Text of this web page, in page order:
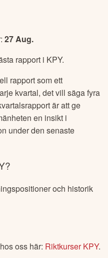
27 Aug.
rapport i KPY.
rapport som ett
kvartal, det vill säga fyra
är att ge
en insikt i
under den senaste
?
och historik
oss här: RiktkurserKPY.